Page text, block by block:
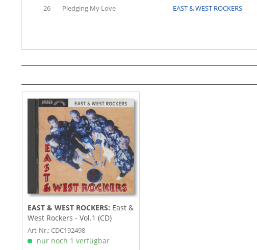
26 Pledging My Love EAST & WEST ROCKERS
EAST & WEST ROCKERS: East &
West Rockers - Vol.1 (CD)
Art-Nr.: CDC192498
nur noch 1 verfügbar